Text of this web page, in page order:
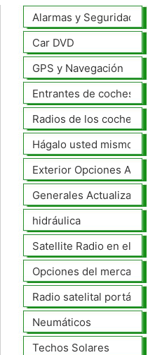
Alarmas y Seguridad
Car DVD
GPS y Navegación
Entrantes de coches
Radios de los coches
Hágalo usted mismo
Exterior Opciones
Generales
hidráulica
Satellite Radio en el
Opciones del mercado
Radio satelital portátil
Neumáticos
Techos Solares